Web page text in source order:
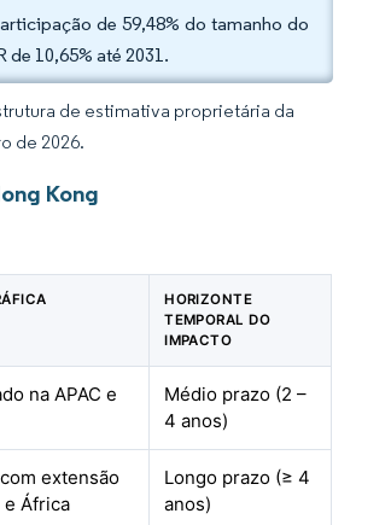
de 59,48% do tamanho do
10,65% até 2031.
de estimativa proprietária da
de 2026.
Kong
HORIZONTE
TEMPORAL DO
IMPACTO
na APAC e
Médio prazo (2 –
4 anos)
extensão
e África
Longo prazo (≥ 4
anos)